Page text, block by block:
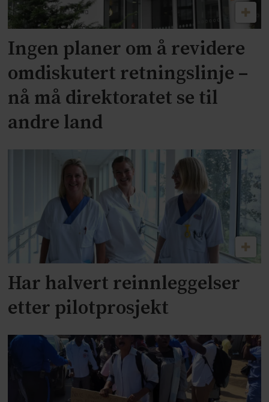
Ingen planer om å revidere
omdiskutert retningslinje –
nå må direktoratet se til
andre land
Har halvert reinnleggelser
etter pilotprosjekt